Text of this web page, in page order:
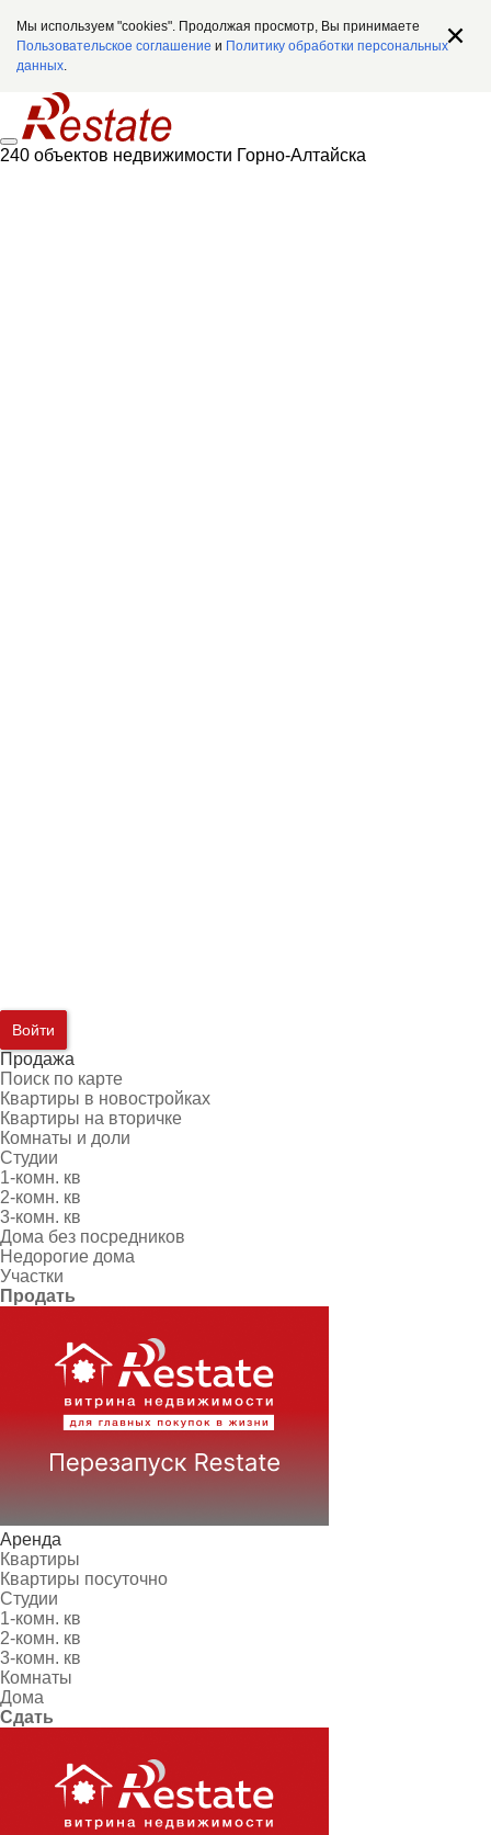
Мы используем "cookies". Продолжая просмотр, Вы принимаете
Пользовательское соглашение и Политику обработки персональных
данных.
240 объектов недвижимости Горно-Алтайска
Войти
Продажа
Поиск по карте
Квартиры в новостройках
Квартиры на вторичке
Комнаты и доли
Студии
1-комн. кв
2-комн. кв
3-комн. кв
Дома без посредников
Недорогие дома
Участки
Продать
Аренда
Квартиры
Квартиры посуточно
Студии
1-комн. кв
2-комн. кв
3-комн. кв
Комнаты
Дома
Сдать